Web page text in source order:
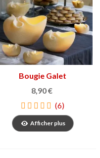
Bougie Galet
8,90 €
(6)
Afficher plus